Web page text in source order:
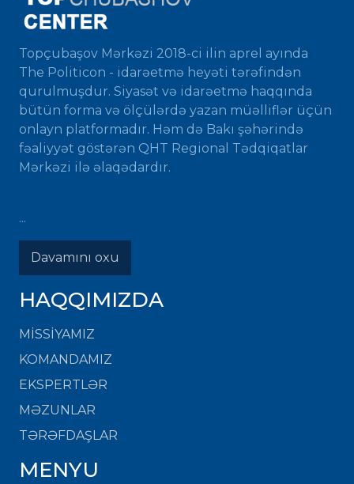
Topçubaşov Mərkəzi 2018-ci ilin aprel ayında
The Politicon - idarəetmə heyəti tərəfindən
qurulmuşdur. Siyasət və idarəetmə haqqında
bütün forma və ölçülərdə yazan müəlliflər üçün
onlayn platformadır. Həm də Bakı şəhərində
fəaliyyət göstərən QHT Regional Tədqiqatlar
Mərkəzi ilə əlaqədardır.
...
Davamını oxu
HAQQIMIZDA
MISSIYAMIZ
KOMANDAMIZ
EKSPERTLƏR
MƏZUNLAR
TƏRƏFDAŞLAR
MENYU